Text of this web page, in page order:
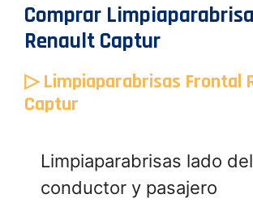
Comprar
Renault Captur
▷ Limpiaparabrisas Frontal
Captur
Limpiaparabrisas lado del
conductor y pasajero